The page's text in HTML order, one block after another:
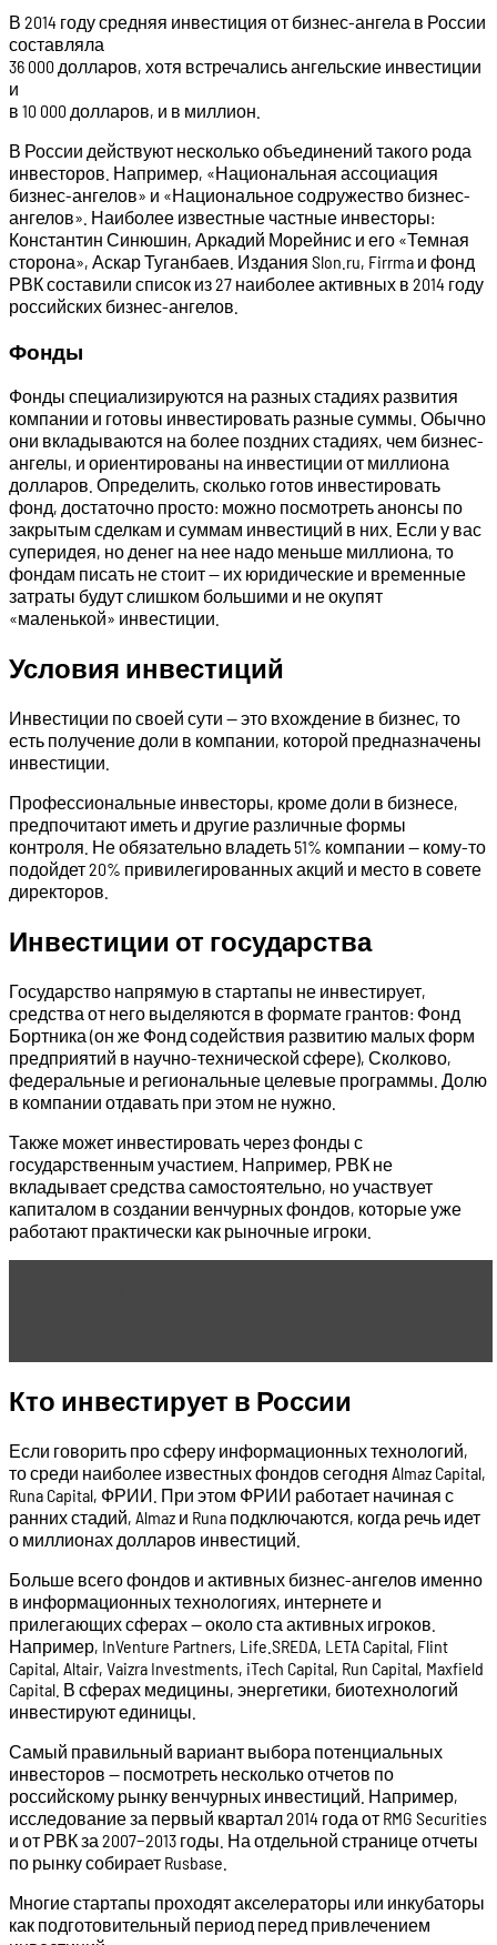
В 2014 году средняя инвестиция от бизнес-ангела в России
составляла
36 000 долларов, хотя встречались ангельские инвестиции
и
в 10 000 долларов, и в миллион.
В России действуют несколько объединений такого рода
инвесторов. Например, «Национальная ассоциация
бизнес-ангелов» и «Национальное содружество бизнес-
ангелов». Наиболее известные частные инвесторы:
Константин Синюшин, Аркадий Морейнис и его «Темная
сторона», Аскар Туганбаев. Издания Slon.ru, Firrma и фонд
РВК составили список из 27 наиболее активных в 2014 году
российских бизнес-ангелов.
Фонды
Фонды специализируются на разных стадиях развития
компании и готовы инвестировать разные суммы. Обычно
они вкладываются на более поздних стадиях, чем бизнес-
ангелы, и ориентированы на инвестиции от миллиона
долларов. Определить, сколько готов инвестировать
фонд, достаточно просто: можно посмотреть анонсы по
закрытым сделкам и суммам инвестиций в них. Если у вас
суперидея, но денег на нее надо меньше миллиона, то
фондам писать не стоит — их юридические и временные
затраты будут слишком большими и не окупят
«маленькой» инвестиции.
Условия инвестиций
Инвестиции по своей сути — это вхождение в бизнес, то
есть получение доли в компании, которой предназначены
инвестиции.
Профессиональные инвесторы, кроме доли в бизнесе,
предпочитают иметь и другие различные формы
контроля. Не обязательно владеть 51% компании — кому-то
подойдет 20% привилегированных акций и место в совете
директоров.
Инвестиции от государства
Государство напрямую в стартапы не инвестирует,
средства от него выделяются в формате грантов: Фонд
Бортника (он же Фонд содействия развитию малых форм
предприятий в научно-технической сфере), Сколково,
федеральные и региональные целевые программы. Долю
в компании отдавать при этом не нужно.
Также может инвестировать через фонды с
государственным участием. Например, РВК не
вкладывает средства самостоятельно, но участвует
капиталом в создании венчурных фондов, которые уже
работают практически как рыночные игроки.
Кто инвестирует в России
Если говорить про сферу информационных технологий,
то среди наиболее известных фондов сегодня Almaz Capital,
Runa Capital, ФРИИ. При этом ФРИИ работает начиная с
ранних стадий, Almaz и Runa подключаются, когда речь идет
о миллионах долларов инвестиций.
Больше всего фондов и активных бизнес-ангелов именно
в информационных технологиях, интернете и
прилегающих сферах — около ста активных игроков.
Например, InVenture Partners, Life.SREDA, LETA Capital, Flint
Capital, Altair, Vaizra Investments, iTech Capital, Run Capital, Maxfield
Capital. В сферах медицины, энергетики, биотехнологий
инвестируют единицы.
Самый правильный вариант выбора потенциальных
инвесторов — посмотреть несколько отчетов по
российскому рынку венчурных инвестиций. Например,
исследование за первый квартал 2014 года от RMG Securities
и от РВК за 2007−2013 годы. На отдельной странице отчеты
по рынку собирает Rusbase.
Многие стартапы проходят акселераторы или инкубаторы
как подготовительный период перед привлечением